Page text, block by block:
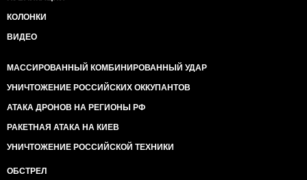
КОЛОНКИ
ВИДЕО
МАССИРОВАННЫЙ КОМБИНИРОВАННЫЙ УДАР
УНИЧТОЖЕНИЕ РОССИЙСКИХ ОККУПАНТОВ
АТАКА ДРОНОВ НА РЕГИОНЫ РФ
РАКЕТНАЯ АТАКА НА КИЕВ
УНИЧТОЖЕНИЕ РОССИЙСКОЙ ТЕХНИКИ
ОБСТРЕЛ